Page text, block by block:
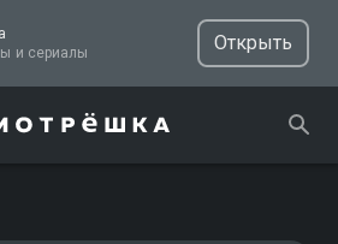
ТВ, фильмы и сериалы
Открыть